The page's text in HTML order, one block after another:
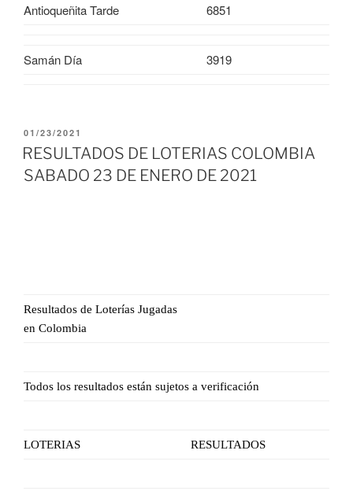
Antioqueñita Tarde
6851
Samán Día 3919
PUBLICADO
EL
01/23/2021
RESULTADOS DE LOTERIAS COLOMBIA
SABADO 23 DE ENERO DE 2021
Resultados de Loterías Jugadas
en Colombia
Todos los resultados están sujetos a verificación
LOTERIAS RESULTADOS